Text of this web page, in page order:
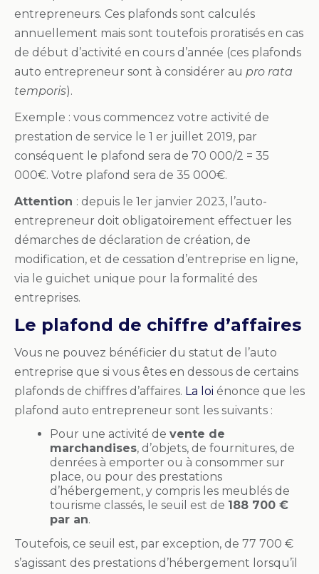
entrepreneurs. Ces plafonds sont calculés
annuellement mais sont toutefois proratisés en cas
de début d’activité en cours d’année (ces plafonds
auto entrepreneur sont à considérer au pro rata
temporis).
Exemple : vous commencez votre activité de
prestation de service le 1 er juillet 2019, par
conséquent le plafond sera de 70 000/2 = 35
000€. Votre plafond sera de 35 000€.
Attention : depuis le 1er janvier 2023, l’auto-
entrepreneur doit obligatoirement effectuer les
démarches de déclaration de création, de
modification, et de cessation d’entreprise en ligne,
via le guichet unique pour la formalité des
entreprises.
Le plafond de chiffre d’affaires
Vous ne pouvez bénéficier du statut de l’auto
entreprise que si vous êtes en dessous de certains
plafonds de chiffres d’affaires. La loi énonce que les
plafond auto entrepreneur sont les suivants :
Pour une activité de vente de
marchandises, d’objets, de fournitures, de
denrées à emporter ou à consommer sur
place, ou pour des prestations
d’hébergement, y compris les meublés de
tourisme classés, le seuil est de 188 700 €
par an.
Toutefois, ce seuil est, par exception, de 77 700 €
s’agissant des prestations d’hébergement lorsqu’il